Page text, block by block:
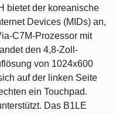
bietet der koreanische
Devices (MIDs) an,
C7M-Prozessor mit
den 4,8-Zoll-
von 1024x600
auf der linken Seite
ein Touchpad.
Das B1LE